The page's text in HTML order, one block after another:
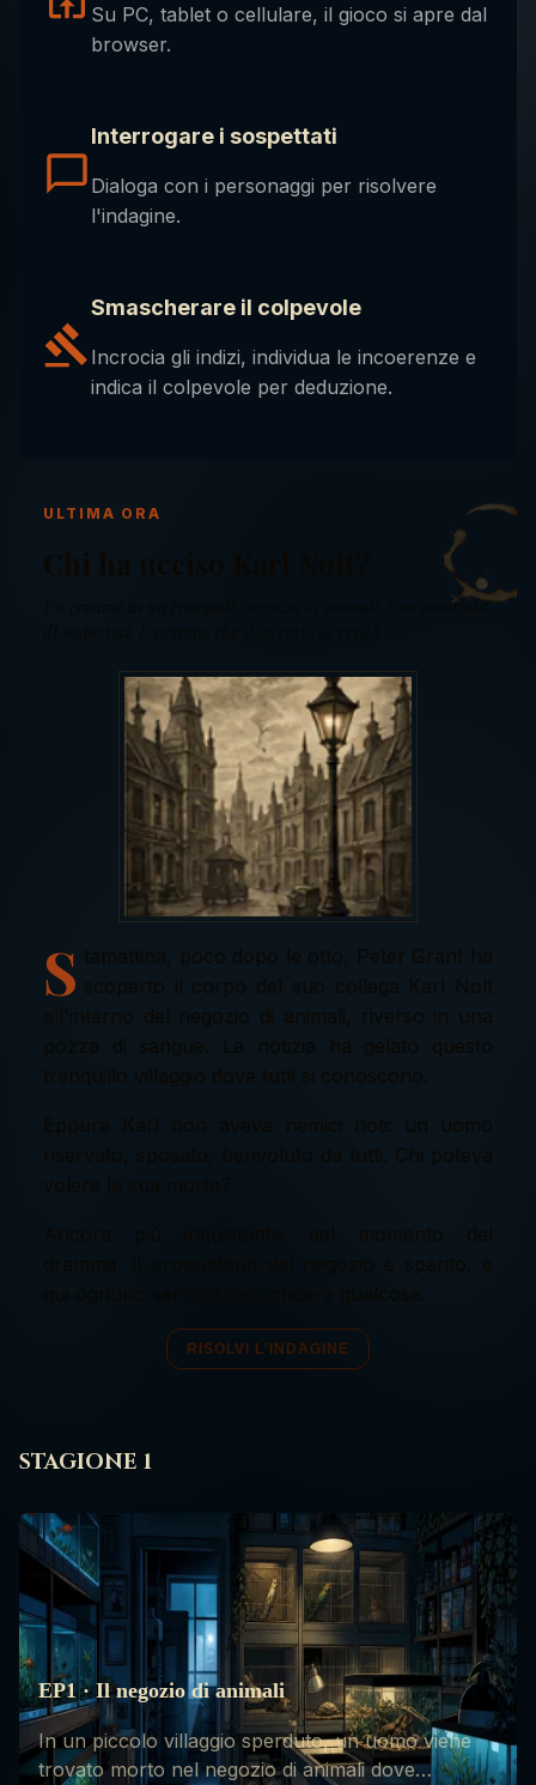
Su PC, tablet o cellulare, il gioco si apre dal
browser.
Interrogare i sospettati
Dialoga con i personaggi per risolvere
l'indagine.
Smascherare il colpevole
Incrocia gli indizi, individua le incoerenze e
indica il colpevole per deduzione.
ULTIMA ORA
Un crimine in un tranquillo negozio di animali. Una manciata
S
tamattina, poco dopo le otto, Peter Grant ha
scoperto il corpo del suo collega Karl Nolt
all'interno del negozio di animali, riverso in una
pozza di sangue. La notizia ha gelato questo
tranquillo villaggio dove tutti si conoscono.
Eppure Karl non aveva nemici noti: un uomo
riservato, sposato, benvoluto da tutti. Chi poteva
Ancora più inquietante: dal momento del
RISOLVI L'INDAGINE
STAGIONE 1
EP1 · Il negozio di animali
In un piccolo villaggio sperduto, un uomo viene
trovato morto nel negozio di animali dove